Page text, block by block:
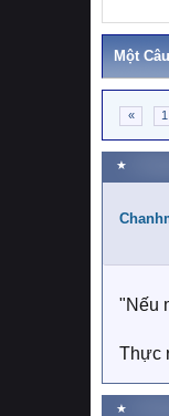
Một
« 1
★
"Nếu
Thực
★